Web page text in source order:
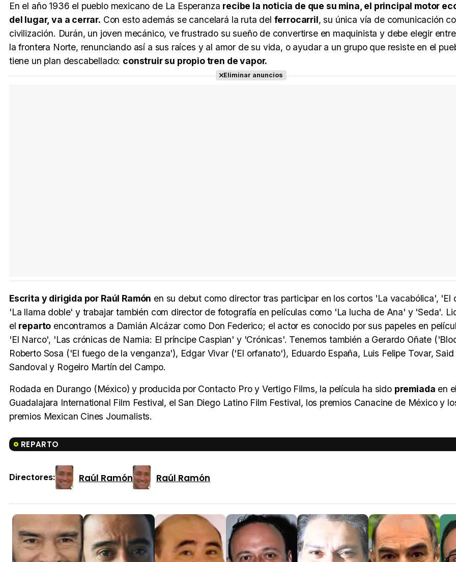
En el año 1936 el pueblo mexicano de La Esperanza recibe la noticia de que su mina, el principal motor
del lugar, va a cerrar. Con esto además se cancelará la ruta del ferrocarril, su única vía de comunicación
civilización. Durán, un joven mecánico, ve frustrado su sueño de convertirse en maquinista y debe elegir
la frontera Norte, renunciando así a sus raíces y al amor de su vida, o ayudar a un grupo que resiste en el
tiene un plan descabellado: construir su propio tren de vapor.
Eliminar anuncios
Escrita y dirigida por Raúl Ramón en su debut como director tras participar en los cortos 'La vacabólica', 'El
'La llama doble' y trabajar también com director de fotografía en películas como 'La lucha de Ana' y 'Seda'.
el reparto encontramos a Damián Alcázar como Don Federico; el actor es conocido por sus papeles en
'El Narco', 'Las crónicas de Narnia: El príncipe Caspian' y 'Crónicas'. Tenemos también a Gerardo Oñate
Roberto Sosa ('El fuego de la venganza'), Edgar Vivar ('El orfanato'), Eduardo España, Luis Felipe Tovar, Said
Sandoval y Rogeiro Martín del Campo.
Rodada en Durango (México) y producida por Contacto Pro y Vertigo Films, la película ha sido premiada en
Guadalajara International Film Festival, el San Diego Latino Film Festival, los premios Canacine de México y
premios Mexican Cines Journalists.
REPARTO
Directores: Raúl Ramón Raúl Ramón